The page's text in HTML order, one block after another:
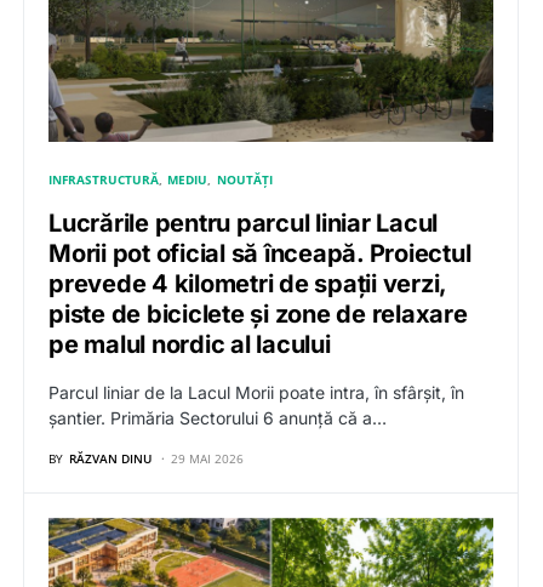
INFRASTRUCTURĂ MEDIU NOUTĂȚI
Lucrările pentru parcul liniar Lacul
Morii pot oficial să înceapă. Proiectul
prevede 4 kilometri de spații verzi,
piste de biciclete și zone de relaxare
pe malul nordic al lacului
Parcul liniar de la Lacul Morii poate intra, în sfârșit, în
șantier. Primăria Sectorului 6 anunță că a…
BY RĂZVAN DINU 29 MAI 2026